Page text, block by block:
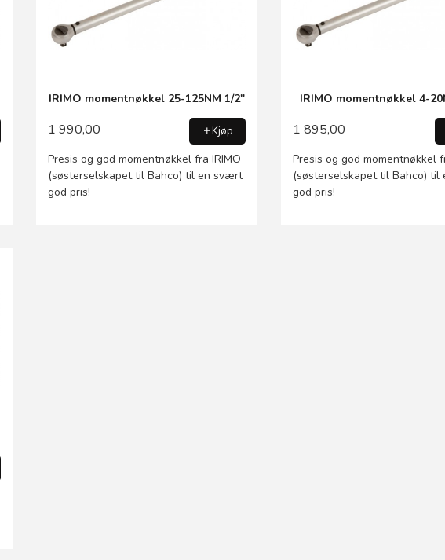
IRIMO momentnøkkel 25-125NM 1/2"
1 990,00 Kjøp
Presis og god momentnøkkel fra IRIMO
(søsterselskapet til Bahco) til en svært
god pris!
IRIMO momentnøkkel 4-
1 895,00
Presis og god momentnøkkel
(søsterselskapet til Bahco)
god pris!